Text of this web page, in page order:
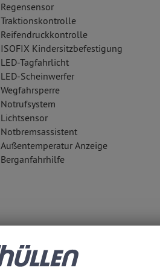
Regensensor
Traktionskontrolle
Reifendruckkontrolle
ISOFIX Kindersitzbefestigung
LED-Tagfahrlicht
LED-Scheinwerfer
Wegfahrsperre
Notrufsystem
Lichtsensor
Notbremsassistent
Außentemperatur Anzeige
Berganfahrhilfe